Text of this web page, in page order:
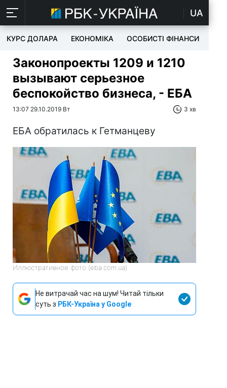
UA
КУРС ДОЛАРА ЕКОНОМІКА ОСОБИСТІ ФІНАНСИ
Законопроекты 1209 и 1210
вызывают серьезное
беспокойство бизнеса, - ЕБА
13:07 29.10.2019 Вт 3 хв
ЕБА обратилась к Гетманцеву
Иллюстративное фото (eba.com.ua)
Не витрачай час на шум! Читай тільки
суть з РБК-Україна у Google